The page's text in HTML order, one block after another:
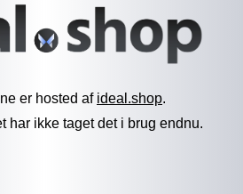
er hosted af ideal.shop.
har ikke taget det i brug endnu.